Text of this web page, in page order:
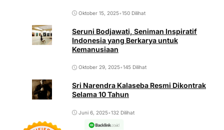
Oktober 15, 2025•150 Dilihat
Seruni Bodjawati, Seniman Inspiratif
Indonesia yang Berkarya untuk
Kemanusiaan
Oktober 29, 2025•145 Dilihat
Sri Narendra Kalaseba Resmi Dikontrak
Selama 10 Tahun
Juni 6, 2025•132 Dilihat